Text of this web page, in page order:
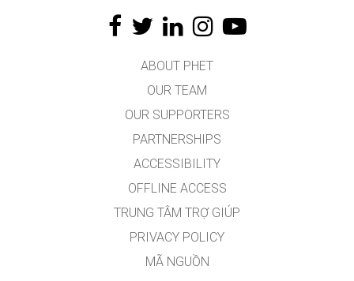
ABOUT PHET
OUR TEAM
OUR SUPPORTERS
PARTNERSHIPS
ACCESSIBILITY
OFFLINE ACCESS
TRUNG TÂM TRỢ GIÚP
PRIVACY POLICY
MÃ NGUỒN